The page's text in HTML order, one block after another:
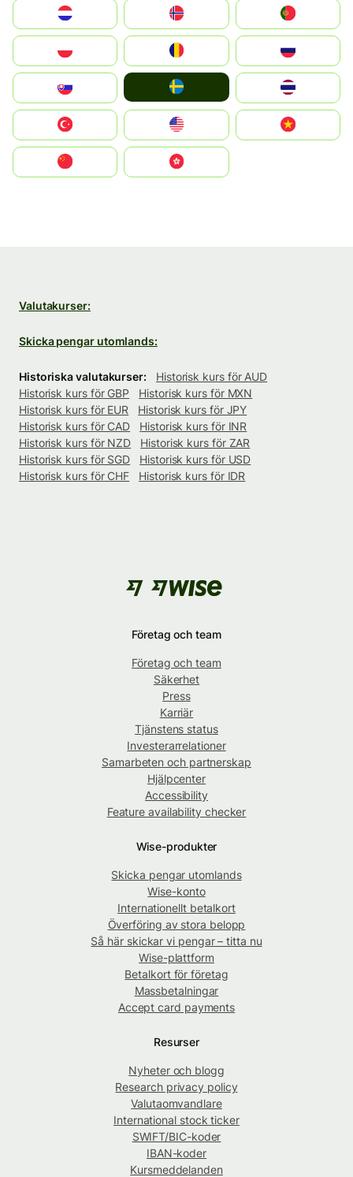
United States
中國香港特別行政區
Valutakurser:
Skicka pengar utomlands:
Historiska valutakurser:
Historisk kurs för AUD
Historisk kurs för GBP
Historisk kurs för MXN
Historisk kurs för EUR
Historisk kurs för JPY
Historisk kurs för CAD
Historisk kurs för INR
Historisk kurs för NZD
Historisk kurs för ZAR
Historisk kurs för SGD
Historisk kurs för USD
Historisk kurs för CHF
Historisk kurs för IDR
Företag och team
Företag och team
Säkerhet
Press
Karriär
Tjänstens status
Investerarrelationer
Samarbeten och partnerskap
Hjälpcenter
Accessibility
Feature availability checker
Wise-produkter
Skicka pengar utomlands
Wise-konto
Internationellt betalkort
Överföring av stora belopp
Så här skickar vi pengar – titta nu
Wise-plattform
Betalkort för företag
Massbetalningar
Accept card payments
Resurser
Nyheter och blogg
Research privacy policy
Valutaomvandlare
International stock ticker
SWIFT/BIC-koder
IBAN-koder
Kursmeddelanden